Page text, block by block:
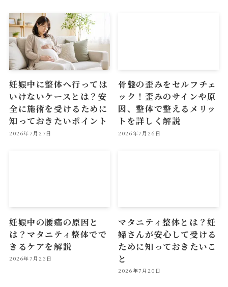
妊娠中に整体へ行っては
いけないケースとは？安
全に施術を受けるために
知っておきたいポイント
2026年7月27日
骨盤の歪みをセルフチェ
ック！歪みのサインや原
因、整体で整えるメリッ
トを詳しく解説
2026年7月26日
妊娠中の腰痛の原因と
は？マタニティ整体でで
きるケアを解説
2026年7月23日
マタニティ整体とは？妊
婦さんが安心して受ける
ために知っておきたいこ
と
2026年7月20日